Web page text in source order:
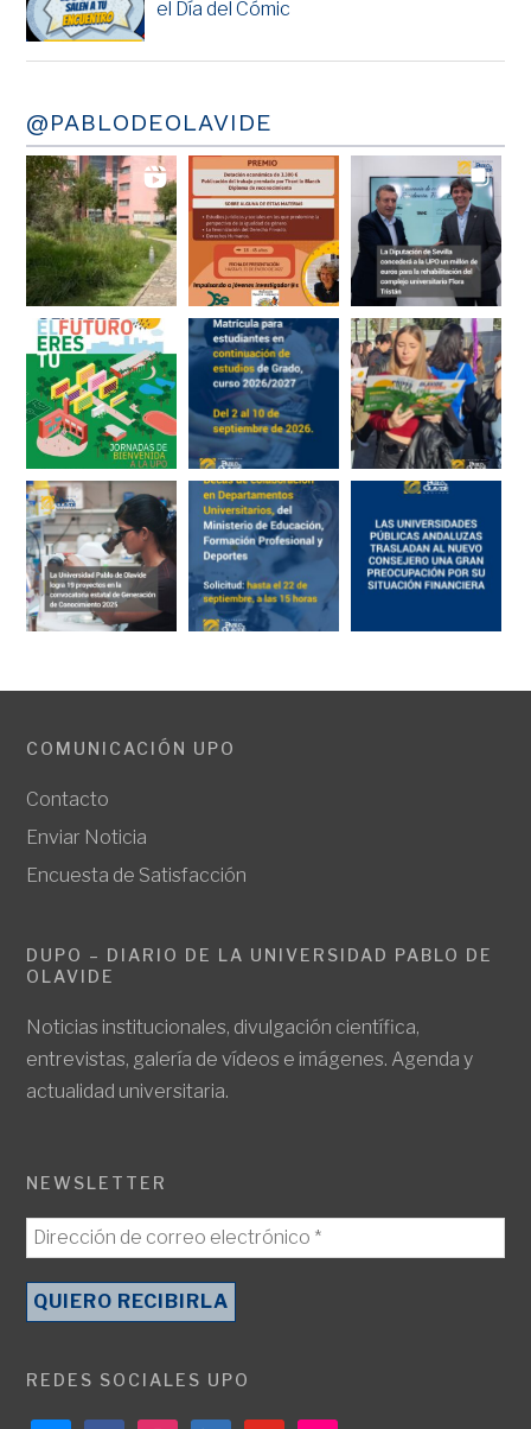
el Día del Cómic
@PABLODEOLAVIDE
COMUNICACIÓN UPO
Contacto
Enviar Noticia
Encuesta de Satisfacción
DUPO – DIARIO DE LA UNIVERSIDAD PABLO DE
OLAVIDE
Noticias institucionales, divulgación científica,
entrevistas, galería de vídeos e imágenes. Agenda y
actualidad universitaria.
NEWSLETTER
REDES SOCIALES UPO